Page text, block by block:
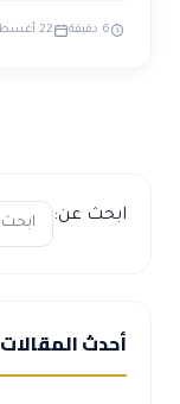
6 دقيقة 22 أغسطس 2025
ابحث عن:
أحدث المقالات